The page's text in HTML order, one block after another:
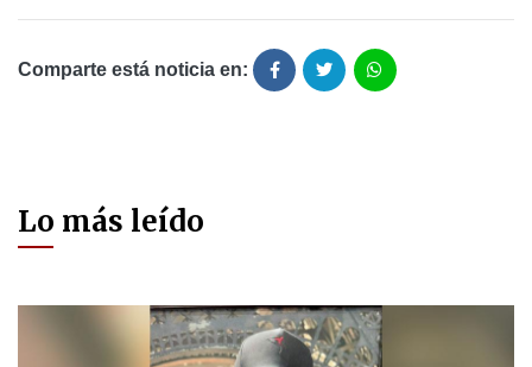
Comparte está noticia en:
Lo más leído